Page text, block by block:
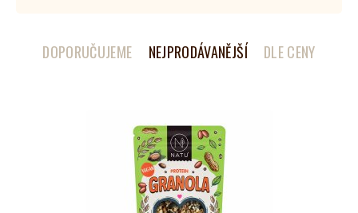
DOPORUČUJEME NEJPRODÁVANĚJŠÍ DLE CENY